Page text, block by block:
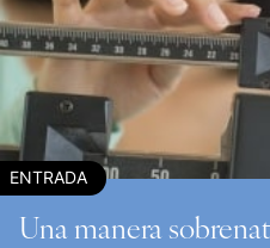
ENTRADA
Una manera